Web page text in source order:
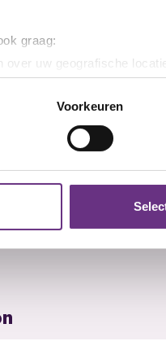
graag:
over uw geografische
door het actief te
gegevens worden
of intrekken in de
Ook delen we informatie
Deze partners kunnen
Voorkeuren
Wat nu?
een nieuwe cao.